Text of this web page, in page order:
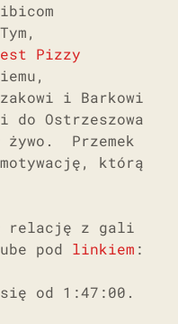
Pizzy
i Barkowi
Ostrzeszowa
żywo. Przemek
którą
relację z gali
pod linkiem :
się od 1:47:00.